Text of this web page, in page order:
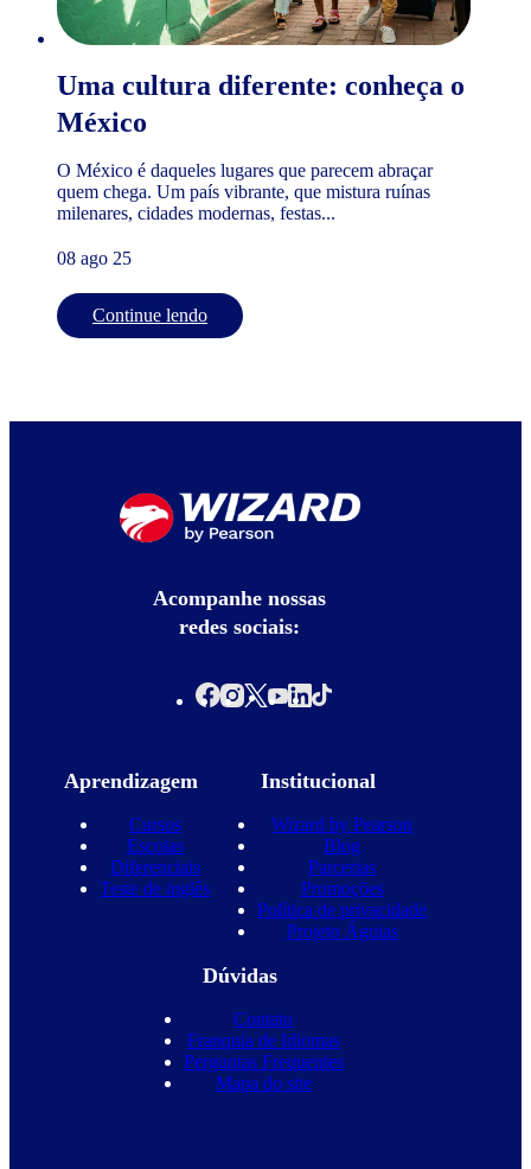
Uma cultura diferente: conheça o
México
O México é daqueles lugares que parecem abraçar
quem chega. Um país vibrante, que mistura ruínas
milenares, cidades modernas, festas...
08 ago 25
Continue lendo
Acompanhe nossas
redes sociais:
Aprendizagem
Cursos
Escolas
Diferenciais
Teste de inglês
Institucional
Wizard by Pearson
Blog
Parcerias
Promoções
Política de privacidade
Projeto Águias
Dúvidas
Contato
Franquia de Idiomas
Perguntas Frequentes
Mapa do site